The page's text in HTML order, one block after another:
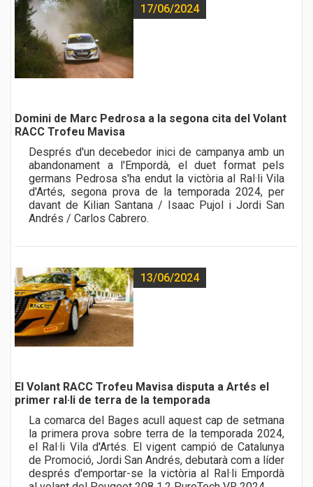
17/06/2024
Domini de Marc Pedrosa a la segona cita del Volant
RACC Trofeu Mavisa
Després d'un decebedor inici de campanya amb un
abandonament a l'Empordà, el duet format pels
germans Pedrosa s'ha endut la victòria al Ral·li Vila
d'Artés, segona prova de la temporada 2024, per
davant de Kilian Santana / Isaac Pujol i Jordi San
Andrés / Carlos Cabrero.
13/06/2024
El Volant RACC Trofeu Mavisa disputa a Artés el
primer ral·li de terra de la temporada
La comarca del Bages acull aquest cap de setmana
la primera prova sobre terra de la temporada 2024,
el Ral·li Vila d'Artés. El vigent campió de Catalunya
de Promoció, Jordi San Andrés, debutarà com a líder
després d'emportar-se la victòria al Ral·li Empordà